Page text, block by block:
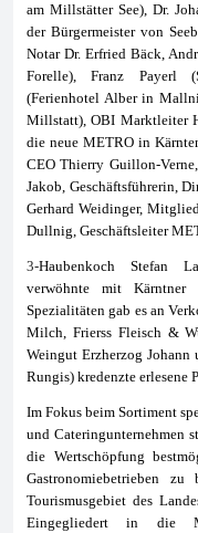
am Millstätter See), Dr.
der Bürgermeister von
Notar Dr. Erfried Bäck,
Forelle), Franz Payerl
(Ferienhotel Alber in
Millstatt), OBI Marktleiter
die neue METRO in
CEO Thierry Guillon-
Jakob, Geschäftsführerin,
Gerhard Weidinger,
Dullnig, Geschäftsleiter
3-Haubenkoch Stefan
verwöhnte mit Kärntner
Spezialitäten gab es an
Milch, Frierss Fleisch &
Weingut Erzherzog Johann
Rungis) kredenzte erlesene
Im Fokus beim Sortiment
und Cateringunternehmen
die Wertschöpfung
Gastronomiebetrieben
Tourismusgebiet des
Eingegliedert in die